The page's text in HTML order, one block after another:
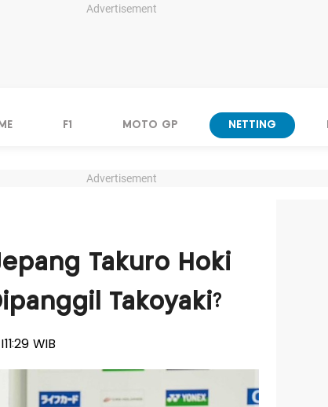
Advertisement
F1 MOTO GP NETTING
Advertisement
Takuro Hoki
Takoyaki?
WIB